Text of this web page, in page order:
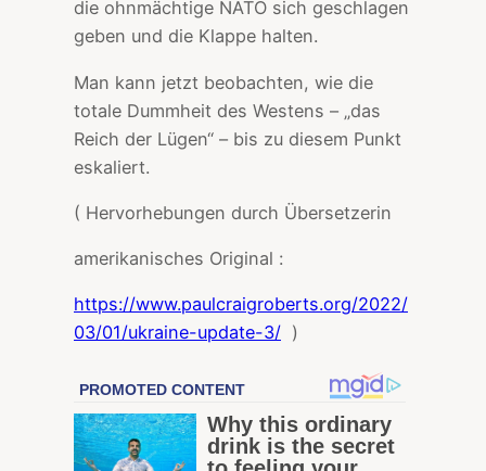
die ohnmächtige NATO sich geschlagen
geben und die Klappe halten.
Man kann jetzt beobachten, wie die
totale Dummheit des Westens – „das
Reich der Lügen“ – bis zu diesem Punkt
eskaliert.
( Hervorhebungen durch Übersetzerin
amerikanisches Original :
https://www.paulcraigroberts.org/2022/
03/01/ukraine-update-3/ )